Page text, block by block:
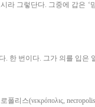
그렇단다. 그중에 갑은
한 번이다. 그가 의를 입
리스(νεκρόπολις,